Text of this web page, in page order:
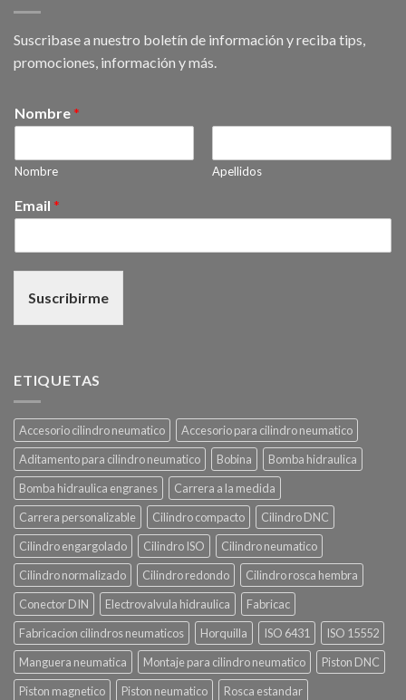
Suscribase a nuestro boletín de información y reciba tips,
promociones, información y más.
Nombre *
Nombre Apellidos
Email *
Suscribirme
ETIQUETAS
Accesorio cilindro neumatico
Accesorio para cilindro neumatico
Aditamento para cilindro neumatico
Bobina
Bomba hidraulica
Bomba hidraulica engranes
Carrera a la medida
Carrera personalizable
Cilindro compacto
Cilindro DNC
Cilindro engargolado
Cilindro ISO
Cilindro neumatico
Cilindro normalizado
Cilindro redondo
Cilindro rosca hembra
Conector DIN
Electrovalvula hidraulica
Fabricac
Fabricacion cilindros neumaticos
Horquilla ISO 6431
ISO 15552
Manguera neumatica
Montaje para cilindro neumatico
Piston DNC
Piston magnetico
Piston neumatico Rosca estandar